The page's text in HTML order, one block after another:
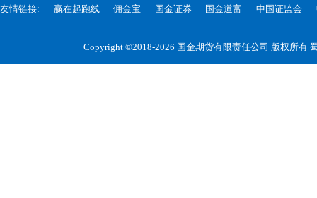
友情链接: 赢在起跑线 佣金宝 国金证券 国金道富 中国证监会
Copyright ©2018-2026 国金期货有限责任公司 版权所有